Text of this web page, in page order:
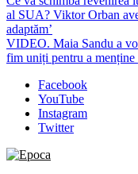
al SUA? Viktor Orban
adaptăm’
VIDEO. Maia Sandu a
fim uniți pentru a menține
Facebook
YouTube
Instagram
Twitter